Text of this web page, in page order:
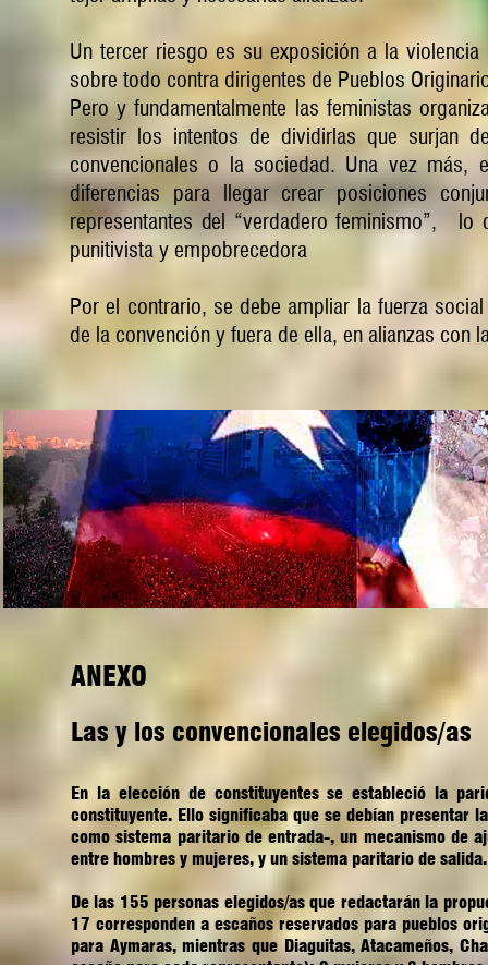
Un tercer riesgo es su exposición a la
sobre todo contra dirigentes de Pueblos
Pero y fundamentalmente las feministas
resistir los intentos de dividirlas que surjan
convencionales o la sociedad. Una vez
diferencias para llegar crear posiciones
representantes del “verdadero feminismo”, lo
punitivista y empobrecedora
Por el contrario, se debe ampliar la fuerza
de la convención y fuera de ella, en alianzas
ANEXO
Las y los convencionales elegidos/as
En la elección de constituyentes se estableció la
constituyente. Ello significaba que se debían presentar
como sistema paritario de entrada-, un mecanismo de
entre hombres y mujeres, y un sistema paritario de salida.
De las 155 personas elegidos/as que redactarán la
17 corresponden a escaños reservados para pueblos
para Aymaras, mientras que Diaguitas, Atacameños,